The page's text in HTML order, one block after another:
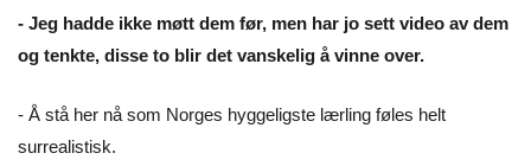
- Jeg hadde ikke møtt dem før, men har jo sett video av dem
og tenkte, disse to blir det vanskelig å vinne over.
- Å stå her nå som Norges hyggeligste lærling føles helt
surrealistisk.